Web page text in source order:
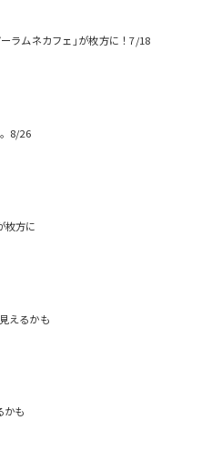
ラムネカフェ｣が枚方に！7/18
8/26
枚方に
えるかも
かも